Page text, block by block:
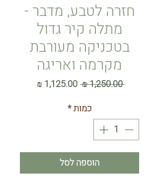
חזרה לטבע, מדבר -
מתלה קיר גדול
בטכניקה מעורבת
מקרמה ואריגה
‏1,250.00 ‏₪
מחיר
כמות*
הוספה לסל